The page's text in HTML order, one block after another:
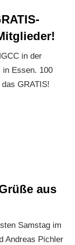
in der
in Essen. 100
GRATIS!
aus
Samstag im
Andreas Pichler